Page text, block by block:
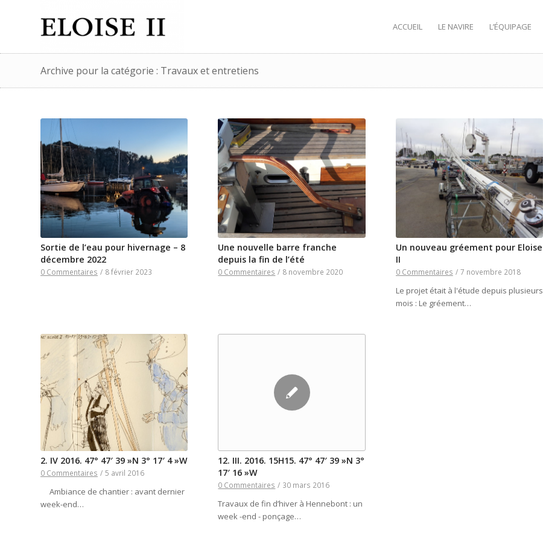
ACCUEIL LE NAVIRE L’ÉQUIPAGE
Archive pour la catégorie : Travaux et entretiens
Sortie de l’eau pour hivernage – 8
décembre 2022
0 Commentaires / 8 février 2023
Une nouvelle barre franche
depuis la fin de l’été
0 Commentaires / 8 novembre 2020
Un nouveau gréement pour Eloise
II
0 Commentaires / 7 novembre 2018
Le projet était à l'étude depuis plusieurs
mois : Le gréement…
2. IV 2016. 47° 47′ 39 »N 3° 17′ 4 »W
0 Commentaires / 5 avril 2016
Ambiance de chantier : avant dernier
week-end…
12. III. 2016. 15H15. 47° 47′ 39 »N 3°
17′ 16 »W
0 Commentaires / 30 mars 2016
Travaux de fin d’hiver à Hennebont : un
week -end - ponçage…